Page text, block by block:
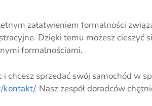
załatwieniem formalności
Dzięki temu możesz cieszyć
formalnościami.
chcesz sprzedać swój samochód w
kontakt/. Nasz zespół doradców